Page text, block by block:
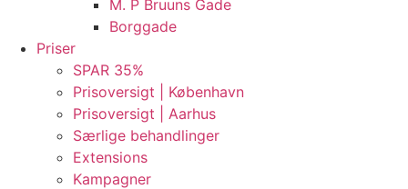
M. P Bruuns Gade
Borggade
Priser
SPAR 35%
Prisoversigt | København
Prisoversigt | Aarhus
Særlige behandlinger
Extensions
Kampagner